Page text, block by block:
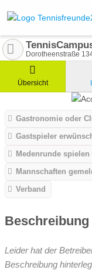
Dorotheenstraße
Übersicht
Gastronomie oder
Gastspieler
Medenrunde spielen
Mannschaften
Verband
Leider hat der
Beschreibung